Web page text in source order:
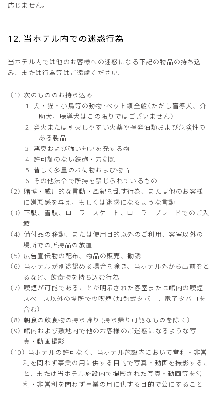
応じません。
12. 当ホテル内での迷惑行為
当ホテル内では他のお客様への迷惑になる下記の物品の持ち込
み、または行為等はご遠慮ください。
次のもののお持ち込み
犬・猫・小鳥等の動物･ペット類全般（ただし盲導犬、介
助犬、聴導犬はこの限りではございません）
発火または引火しやすい火薬や揮発油類および危険性の
ある製品
悪臭および強い匂いを発する物
許可証のない鉄砲・刀剣類
著しく多量のお荷物および物品
その他法令で所持を禁じられているもの
賭博・威圧的な言動・風紀を乱す行為、または他のお客様
に嫌悪感を与え、もしくは迷惑になるような言動
下駄、雪駄、ローラースケート、ローラーブレードでのご入
館
備付品の移動、または使用目的以外のご利用、客室以外の
場所での所持品の放置
広告宣伝物の配布、物品の販売、勧誘
当ホテルが別途認める場合を除き、当ホテル外から出前をと
るなど、飲食物を持ち込む行為
喫煙が可能であることが明示された客室または館内の喫煙
スペース以外の場所での喫煙（加熱式タバコ、電子タバコを
含む）
朝食の飲食物の持ち帰り (持ち帰り可能なものを除く）
館内および敷地内で他のお客様のご迷惑になるような写
真・動画撮影
当ホテルの許可なく、当ホテル施設内において営利・非営
利を問わず事業の用に供する目的で写真・動画を撮影するこ
と、または当ホテル施設内で撮影された写真・動画等を営
利・非営利を問わず事業の用に供する目的で公にすること